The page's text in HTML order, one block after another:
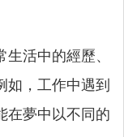
活中的經歷、
如，工作中遇到
在夢中以不同的